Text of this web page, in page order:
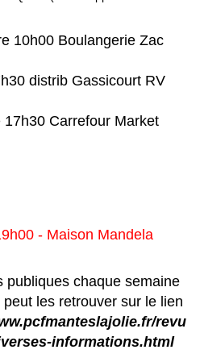
10h00 Boulangerie Zac
distrib Gassicourt RV
Carrefour Market
- Maison Mandela
publiques chaque semaine
les retrouver sur le lien
revu
informations.html